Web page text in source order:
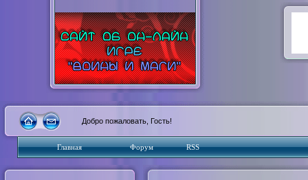
Добро пожаловать, Гость!
Главная Форум RSS